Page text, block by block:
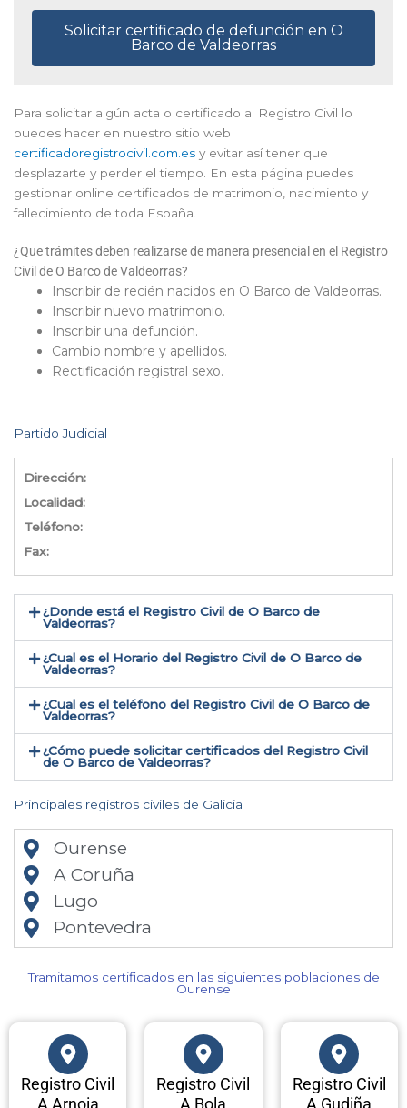
Solicitar certificado de defunción en O
Barco de Valdeorras
Para solicitar algún acta o certificado al Registro Civil lo
puedes hacer en nuestro sitio web
certificadoregistrocivil.com.es y evitar así tener que
desplazarte y perder el tiempo. En esta página puedes
gestionar online certificados de matrimonio, nacimiento y
fallecimiento de toda España.
¿Que trámites deben realizarse de manera presencial en el Registro
Civil de O Barco de Valdeorras?
Inscribir de recién nacidos en O Barco de Valdeorras.
Inscribir nuevo matrimonio.
Inscribir una defunción.
Cambio nombre y apellidos.
Rectificación registral sexo.
Partido Judicial
Dirección:
Localidad:
Teléfono:
Fax:
¿Donde está el Registro Civil de O Barco de
Valdeorras​?
¿Cual es el Horario del Registro Civil de O Barco de
Valdeorras?
¿Cual es el teléfono del Registro Civil de O Barco de
Valdeorras​?
¿Cómo puede solicitar certificados del Registro Civil
de O Barco de Valdeorras​?
Principales registros civiles de Galicia
Ourense
A Coruña
Lugo
Pontevedra
Tramitamos certificados en las siguientes poblaciones de
Ourense​
Registro Civil
A Arnoia
Registro Civil
A Bola
Registro Civil
A Gudiña